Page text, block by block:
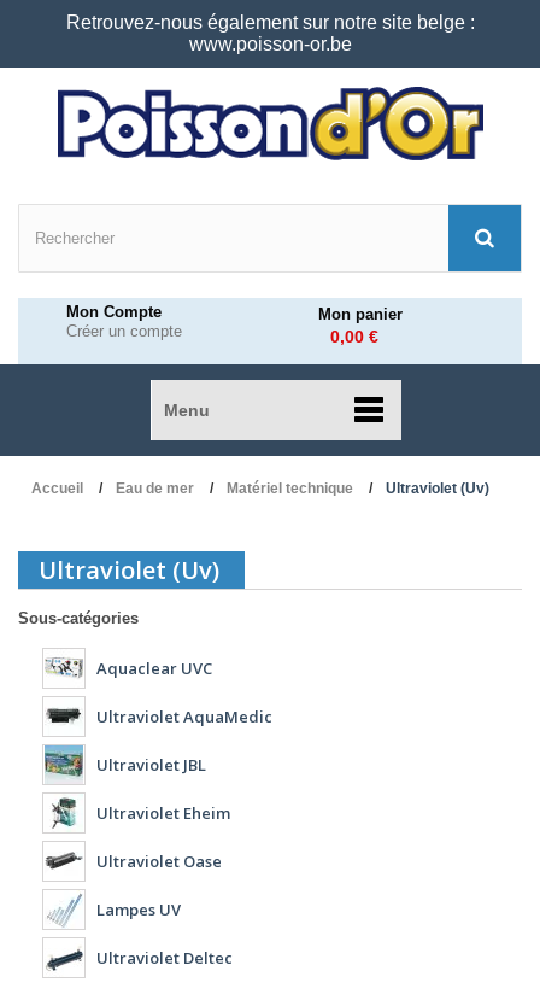
Retrouvez-nous également sur notre site belge :
www.poisson-or.be
Mon Compte
Créer un compte
Mon panier
0,00 €
Menu
Accueil Eau de mer Matériel technique Ultraviolet (Uv)
Ultraviolet (Uv)
Sous-catégories
Aquaclear UVC
Ultraviolet AquaMedic
Ultraviolet JBL
Ultraviolet Eheim
Ultraviolet Oase
Lampes UV
Ultraviolet Deltec